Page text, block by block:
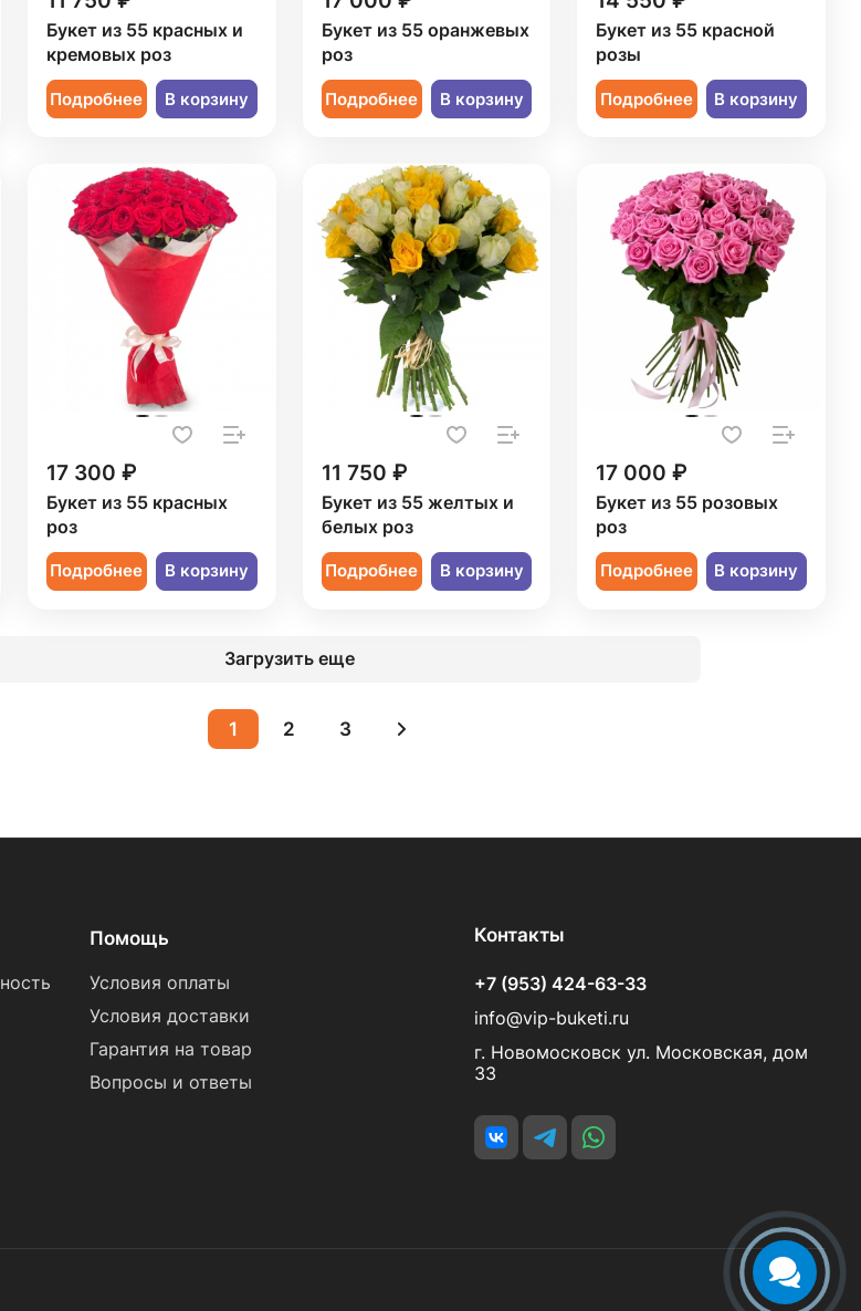
Букет из 55 красных и
кремовых роз
Подробнее В корзину
Букет из 55 оранжевых
роз
Подробнее В корзину
Букет из 55 красной
розы
Подробнее В корзину
17 300 ₽
Букет из 55 красных
роз
Подробнее В корзину
11 750 ₽
Букет из 55 желтых и
белых роз
Подробнее В корзину
17 000 ₽
Букет из 55 розовых
роз
Подробнее В корзину
Загрузить еще
1 2 3
Помощь
Условия оплаты
Условия доставки
Гарантия на товар
Вопросы и ответы
Контакты
+7 (953) 424-63-33
info@vip-buketi.ru
г. Новомосковск ул. Московская, дом
33